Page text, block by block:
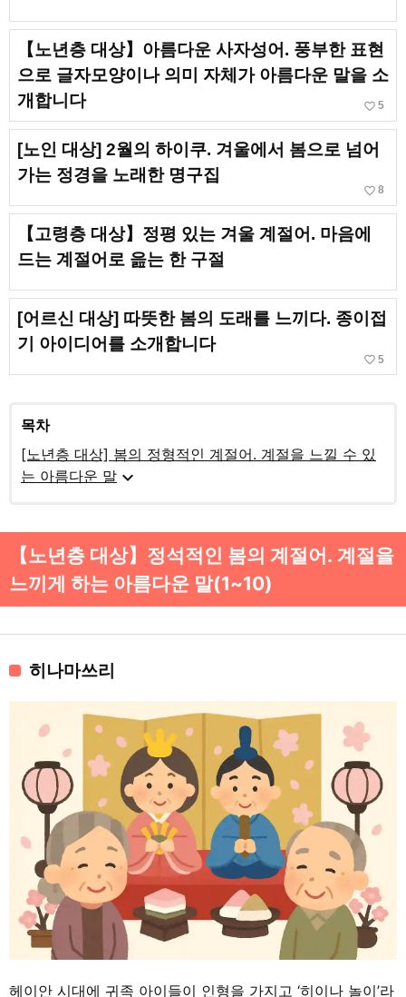
【노년층 대상】아름다운 사자성어. 풍부한 표현
으로 글자모양이나 의미 자체가 아름다운 말을 소
개합니다
favorite_border 5
[노인 대상] 2월의 하이쿠. 겨울에서 봄으로 넘어
가는 정경을 노래한 명구집
favorite_border 8
【고령층 대상】정평 있는 겨울 계절어. 마음에
드는 계절어로 읊는 한 구절
[어르신 대상] 따뜻한 봄의 도래를 느끼다. 종이접
기 아이디어를 소개합니다
favorite_border 5
목차
[노년층 대상] 봄의 정형적인 계절어. 계절을 느낄 수 있
는 아름다운 말 expand_more
【노년층 대상】정석적인 봄의 계절어. 계절을
느끼게 하는 아름다운 말(1~10)
히나마쓰리
헤이안 시대에 귀족 아이들이 인형을 가지고 ‘히이나 놀이’라